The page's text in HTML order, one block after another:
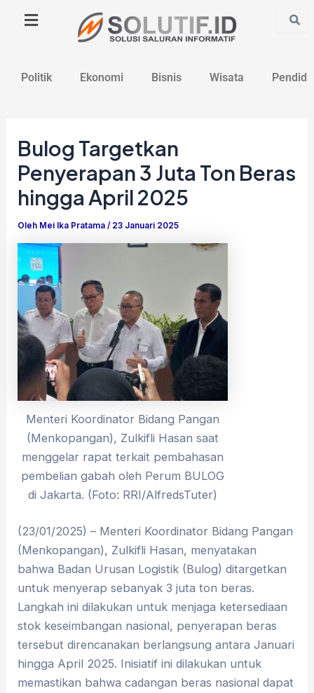
Politik Ekonomi Bisnis Wisata
Bulog Targetkan
Penyerapan 3 Juta Ton Beras
hingga April 2025
Oleh Mei Ika Pratama/ 23 Januari 2025
Menteri Koordinator Bidang Pangan
(Menkopangan), Zulkifli Hasan saat
menggelar rapat terkait pembahasan
pembelian gabah oleh Perum BULOG
di Jakarta. (Foto: RRI/AlfredsTuter)
(23/01/2025) – Menteri Koordinator Bidang Pangan
(Menkopangan), Zulkifli Hasan, menyatakan
bahwa Badan Urusan Logistik (Bulog) ditargetkan
untuk menyerap sebanyak 3 juta ton beras.
Langkah ini dilakukan untuk menjaga ketersediaan
stok keseimbangan nasional, penyerapan beras
tersebut direncanakan berlangsung antara Januari
hingga April 2025. Inisiatif ini dilakukan untuk
memastikan bahwa cadangan beras nasional dapat
navigation